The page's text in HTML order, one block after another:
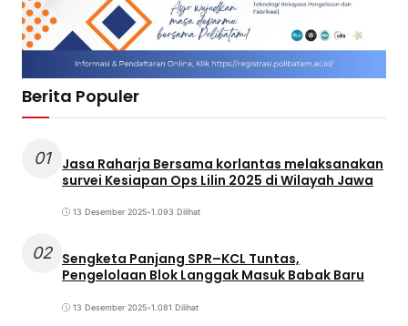
Berita Populer
01
Jasa Raharja Bersama korlantas melaksanakan
survei Kesiapan Ops Lilin 2025 di Wilayah Jawa
13 Desember 2025•1.093 Dilihat
02 Sengketa Panjang SPR–KCL Tuntas,
Pengelolaan Blok Langgak Masuk Babak Baru
13 Desember 2025•1.081 Dilihat